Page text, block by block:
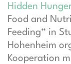
Hidden
Food and
Feeding“ in
Hohenheim
Kooperation